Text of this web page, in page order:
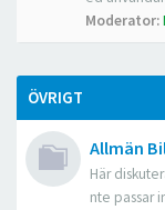
Moderator:
ÖVRIGT
Allmän
Här
nte passar